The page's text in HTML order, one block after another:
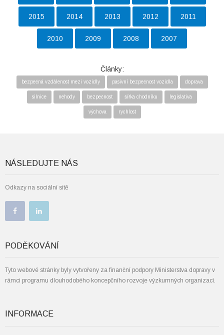
2015 2014 2013 2012 2011
2010 2009 2008 2007
Články:
bezpečná vzdálenost mezi vozidly pasivní bezpečnost vozidla doprava
silnice nehody bezpečnost šířka chodníku legislativa
výchova rychlost
NÁSLEDUJTE NÁS
Odkazy na sociální sítě
PODĚKOVÁNÍ
Tyto webové stránky byly vytvořeny za finanční podpory Ministerstva dopravy v
rámci programu dlouhodobého koncepčního rozvoje výzkumných organizací.
INFORMACE